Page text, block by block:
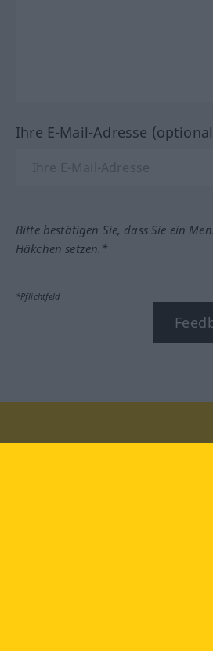
Ihre E-Mail-Adresse
Bitte bestätigen Sie, dass Sie ein
Häkchen setzen.*
*Pflichtfeld
Besuchen Sie uns auf: